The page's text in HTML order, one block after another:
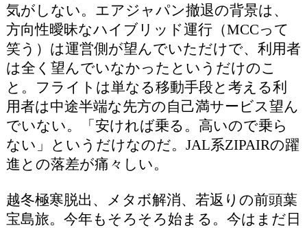
気がしない。エアジャパン撤退の背景は、
方向性曖昧なハイブリッド運行（MCCって
笑う）は運営側が望んでいただけで、利用者
は全く望んでいなかったというだけのこ
と。フライトは単なる移動手段と考える利
用者は中途半端な先方の自己満サービス望ん
でいない。「安ければ乗る。高いので乗ら
ない」というだけなのだ。JAL系ZIPAIRの躍
進との落差が痛々しい。
越冬極寒脱出、メタボ解消、若返りの前頭葉
宝島旅。今年もそろそろ始まる。今はまだ日